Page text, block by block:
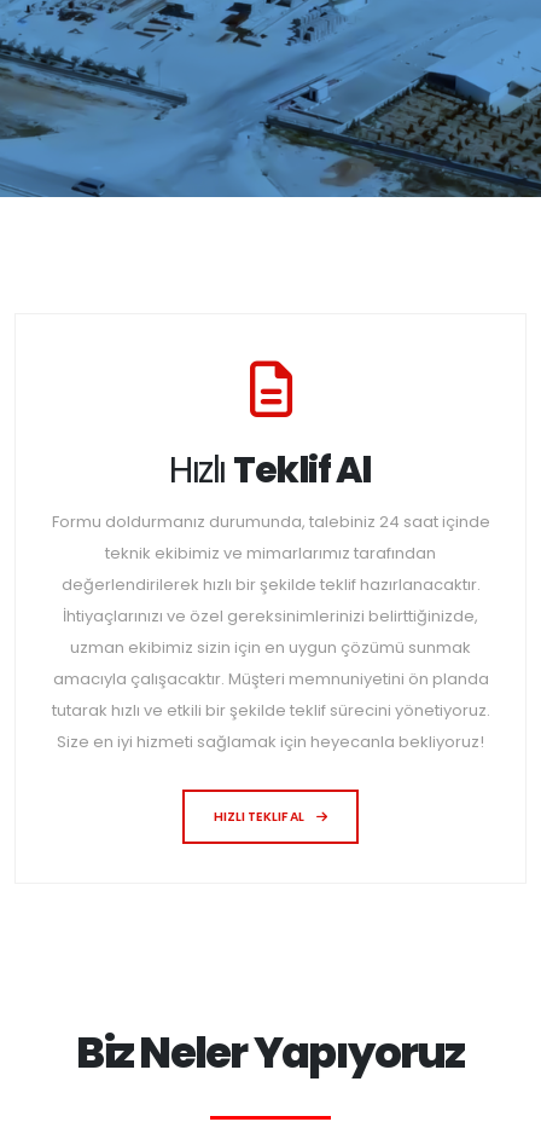
HızlıTeklif Al
Formu doldurmanız durumunda, talebiniz 24 saat içinde
teknik ekibimiz ve mimarlarımız tarafından
değerlendirilerek hızlı bir şekilde teklif hazırlanacaktır.
İhtiyaçlarınızı ve özel gereksinimlerinizi belirttiğinizde,
uzman ekibimiz sizin için en uygun çözümü sunmak
amacıyla çalışacaktır. Müşteri memnuniyetini ön planda
tutarak hızlı ve etkili bir şekilde teklif sürecini yönetiyoruz.
Size en iyi hizmeti sağlamak için heyecanla bekliyoruz!
HIZLI TEKLIF AL
Biz Neler Yapıyoruz